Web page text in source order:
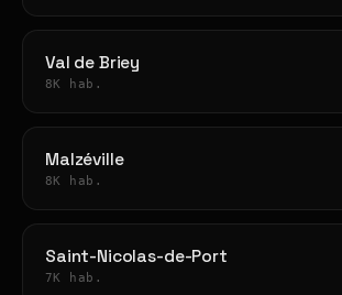
Val de Briey
8K hab.
Malzéville
8K hab.
Saint-Nicolas-de-Port
7K hab.